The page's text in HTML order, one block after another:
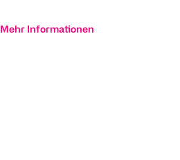
Mehr Informationen